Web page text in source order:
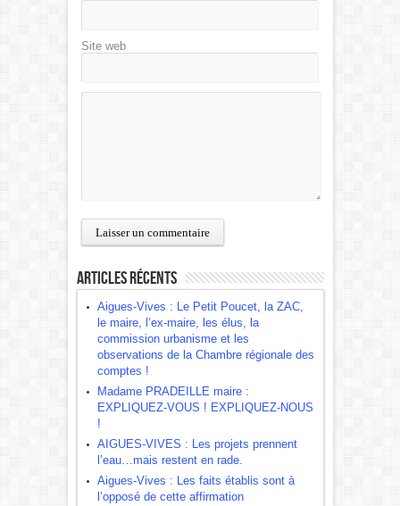
Site web
Articles récents
Aigues-Vives : Le Petit Poucet, la ZAC,
le maire, l’ex-maire, les élus, la
commission urbanisme et les
observations de la Chambre régionale des
comptes !
Madame PRADEILLE maire :
EXPLIQUEZ-VOUS ! EXPLIQUEZ-NOUS
!
AIGUES-VIVES : Les projets prennent
l’eau…mais restent en rade.
Aigues-Vives : Les faits établis sont à
l’opposé de cette affirmation